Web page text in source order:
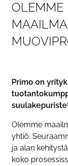
OLEMME
MAAILMA
MUOVIPR
Primo on
Olemme
yhtiö.
ja alan
koko